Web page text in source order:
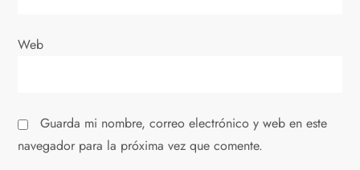
d
s
Web
Guarda mi nombre, correo electrónico y web en este
navegador para la próxima vez que comente.